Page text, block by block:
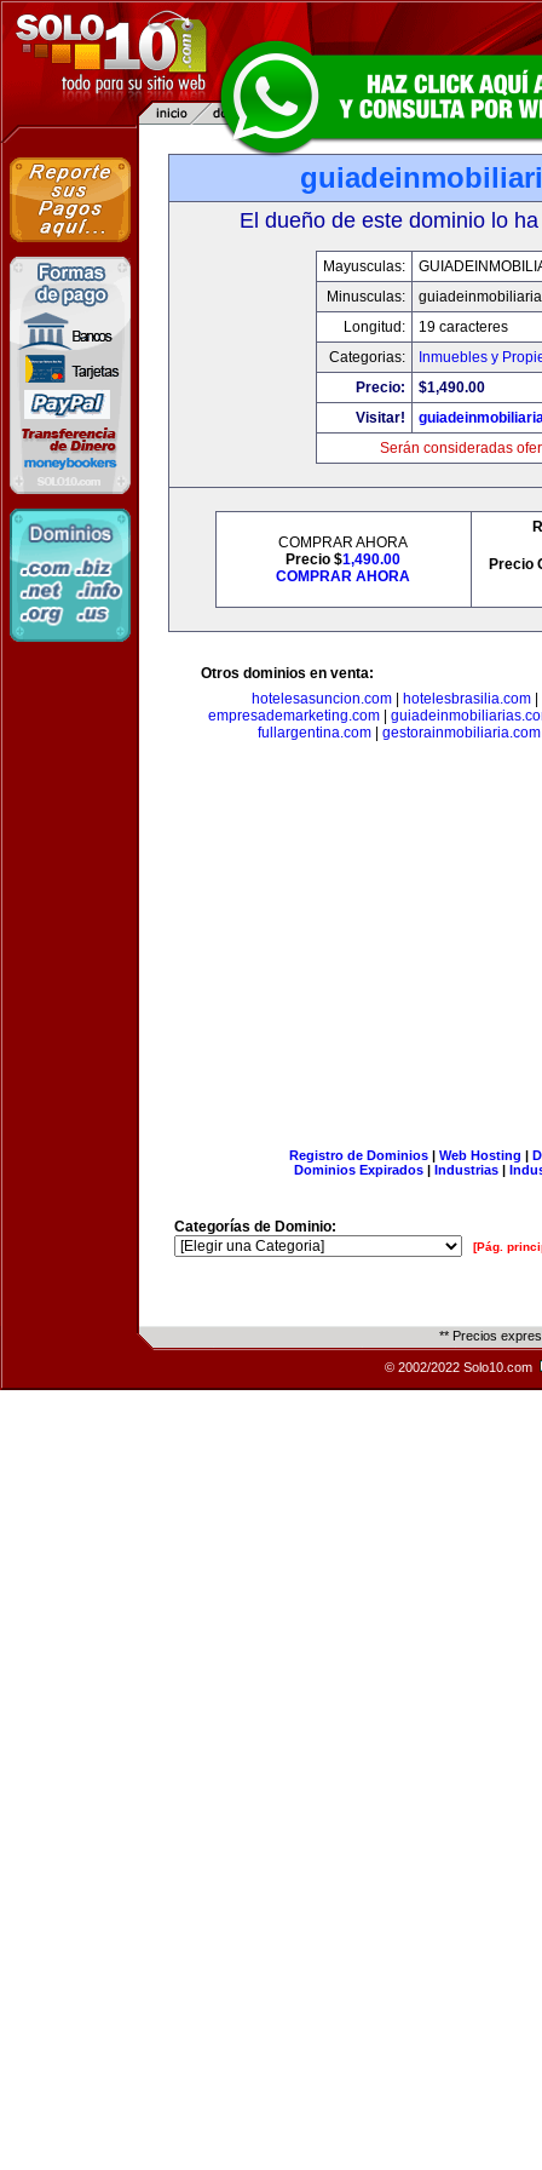
El dueño de este dominio lo
Mayusculas:
Minusculas:
Longitud:
19 caracteres
Categorias:
Inmuebles y
Precio:
$1,490.00
Visitar!
Serán consideradas
COMPRAR AHORA
Precio $1,490.00
COMPRAR AHORA
Precio
Otros dominios en venta:
hotelesasuncion.com| hotelesbrasilia.com|
empresademarketing.com|
fullargentina.com
gestorainmobiliaria.com
Registro de Dominios| Web Hosting |
Dominios Expirados | Industrias |
Categorías de Dominio:
[Pág.
** Precios
© 2002/2022 Solo10.com